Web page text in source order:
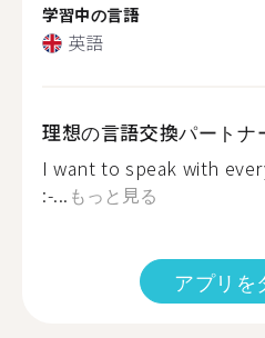
学習中の言語
英語
理想の言語交換パートナ
I want to speak with
:-... もっと見る
アプリを